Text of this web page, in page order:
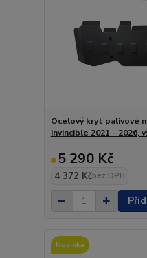
Ocelový kryt palivové
Invincible 2021 - 2026,
5 290 Kč
4 372 Kčbez DPH
Novinka